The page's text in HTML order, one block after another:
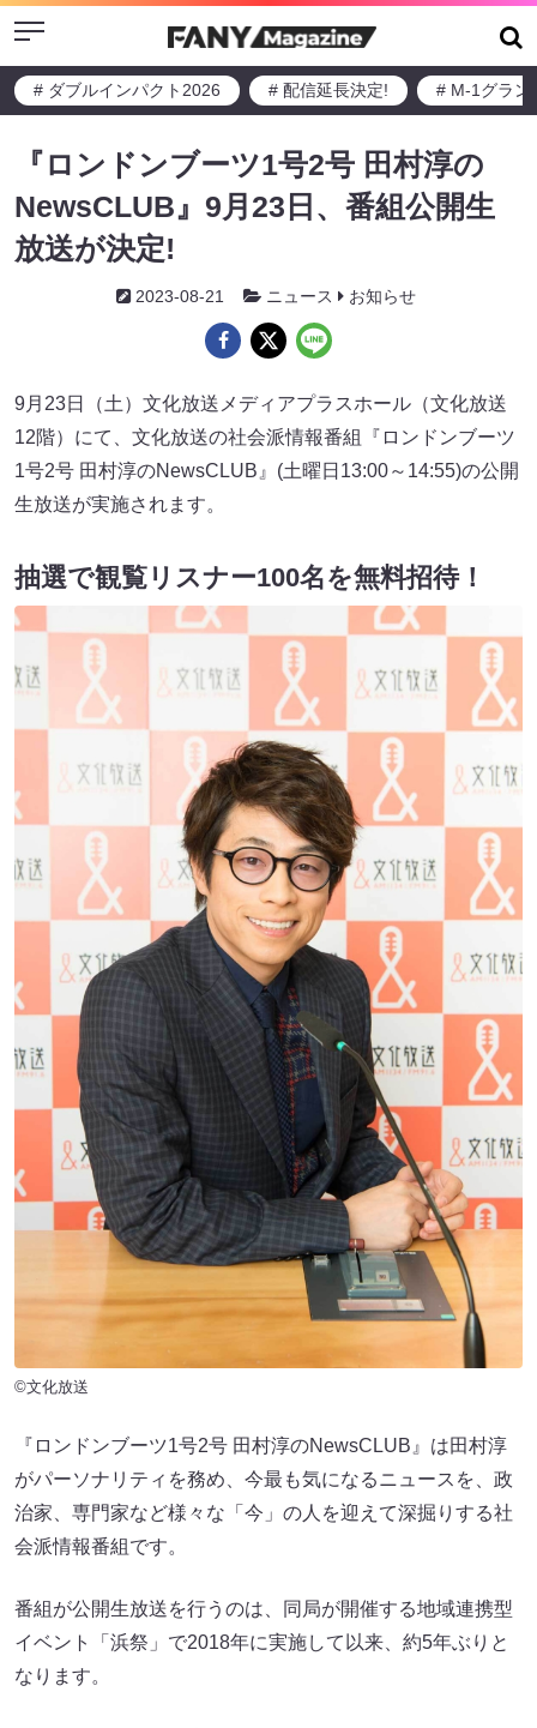
Menu
# ダブルインパクト2026 # 配信延長決定! # M-1グラン
『ロンドンブーツ1号2号 田村淳の
NewsCLUB』9月23日、番組公開生
放送が決定!
2023-08-21 ニュース お知らせ
9月23日（土）文化放送メディアプラスホール（文化放送
12階）にて、文化放送の社会派情報番組『ロンドンブーツ
1号2号 田村淳のNewsCLUB』(土曜日13:00～14:55)の公開
生放送が実施されます。
抽選で観覧リスナー100名を無料招待！
©文化放送
『ロンドンブーツ1号2号 田村淳のNewsCLUB』は田村淳
がパーソナリティを務め、今最も気になるニュースを、政
治家、専門家など様々な「今」の人を迎えて深掘りする社
会派情報番組です。
番組が公開生放送を行うのは、同局が開催する地域連携型
イベント「浜祭」で2018年に実施して以来、約5年ぶりと
なります。